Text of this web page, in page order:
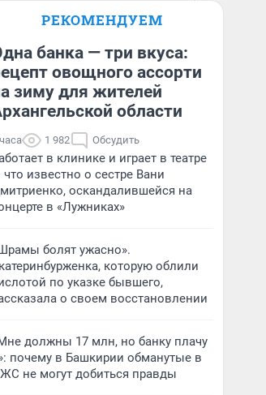
Денис Дедюхин
РЕКОМЕНДУЕМ
банка — три вкуса:
овощного ассорти
зиму для жителей
области
1 982 Обсудить
в клинике и играет в театре
известно о сестре Вани
оскандалившейся на
в «Лужниках»
болят ужасно».
которую облили
по указке бывшего,
о своем восстановлении
должны 17 млн, но банку плачу
почему в Башкирии обманутые в
не могут добиться правды